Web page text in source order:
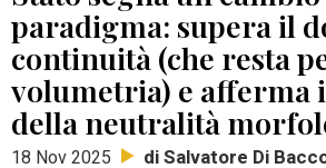
paradigma: supera il
continuità (che resta
volumetria) e afferma
della neutralità
18 Nov 2025 di Salvatore Di